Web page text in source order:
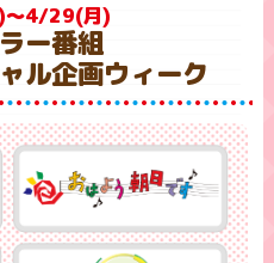
4/29(月)
ー番組
ル企画ウィーク